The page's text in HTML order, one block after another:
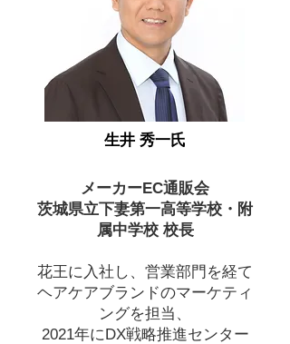
生井 秀一氏
メーカーEC通販会
茨城県立下妻第一高等学校・附
属中学校 校長
花王に入社し、営業部門を経て
ヘアケアブランドのマーケティ
ングを担当、
2021年にDX戦略推進センター